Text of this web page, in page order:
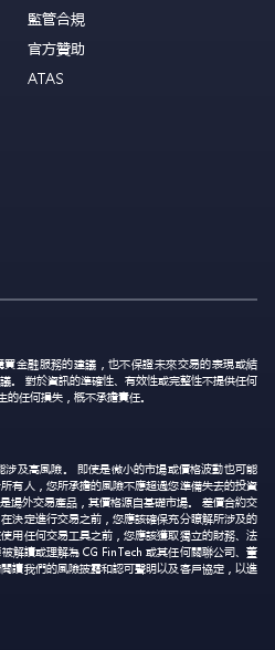
監管合規
官方贊助
ATAS
金融服務的建議，也不保證未來交易的表現或結
。 對於資訊的準確性、有效性或完整性不提供任何
任何損失，概不承擔責任。
及高風險。 即使是微小的市場或價格波動也可能
有人，您所承擔的風險不應超過您準備失去的投資
場外交易產品，其價格源自基礎市場。 差價合約交
決定進行交易之前，您應該確保充分瞭解所涉及的
用任何交易工具之前，您應該獲取獨立的財務、法
解讀或理解為 CG FinTech 或其任何關聯公司、董
讀我們的風險披露和認可聲明以及客戶協定，以進